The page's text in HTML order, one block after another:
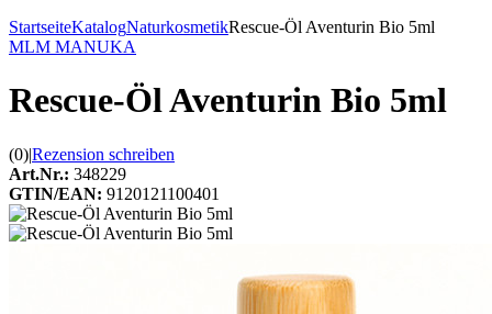
StartseiteKatalogNaturkosmetikRescue-Öl Aventurin Bio 5ml
MLM MANUKA
Rescue-Öl Aventurin Bio 5ml
(0)|Rezension schreiben
Art.Nr.: 348229
GTIN/EAN: 9120121100401